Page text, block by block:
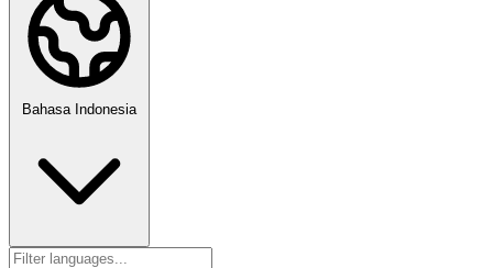
Bahasa Indonesia